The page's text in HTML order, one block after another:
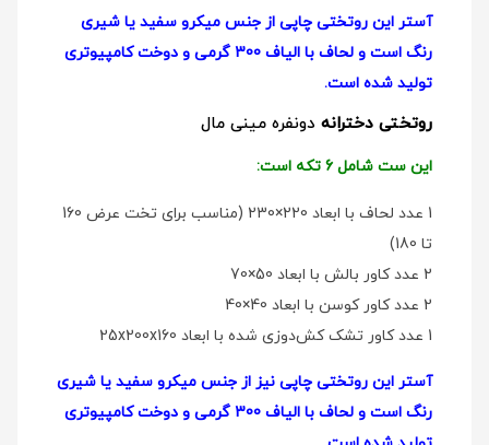
آستر این روتختی چاپی از جنس میکرو سفید یا شیری
رنگ است و لحاف با الیاف 300 گرمی و دوخت کامپیوتری
تولید شده است.
روتختی دخترانه دو‌نفره مینی مال
این ست شامل 6 تکه است:
1 عدد لحاف با ابعاد 220×230 (مناسب برای تخت عرض 160
تا 180)
2 عدد کاور بالش با ابعاد 50×70
2 عدد کاور کوسن با ابعاد 40×40
1 عدد کاور تشک کش‌دوزی شده با ابعاد 25x200x160
آستر این روتختی چاپی نیز از جنس میکرو سفید یا شیری
رنگ است و لحاف با الیاف 300 گرمی و دوخت کامپیوتری